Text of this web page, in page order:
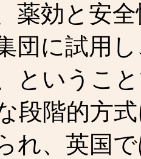
薬効と安
団に試用
というこ
段階的方
れ、英国